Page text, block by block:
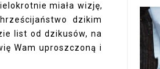
miała wizję,
dzikim
list od dzikusów, na
Wam uproszczoną i